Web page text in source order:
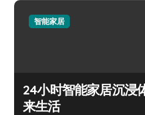
智能家居
24小时智能家居沉浸
来生活